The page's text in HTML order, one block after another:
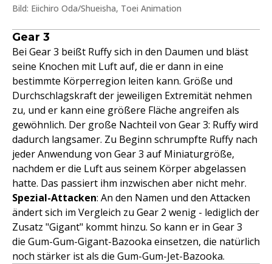
Bild: Eiichiro Oda/Shueisha, Toei Animation
Gear 3
Bei Gear 3 beißt Ruffy sich in den Daumen und bläst
seine Knochen mit Luft auf, die er dann in eine
bestimmte Körperregion leiten kann. Größe und
Durchschlagskraft der jeweiligen Extremität nehmen
zu, und er kann eine größere Fläche angreifen als
gewöhnlich. Der große Nachteil von Gear 3: Ruffy wird
dadurch langsamer. Zu Beginn schrumpfte Ruffy nach
jeder Anwendung von Gear 3 auf Miniaturgröße,
nachdem er die Luft aus seinem Körper abgelassen
hatte. Das passiert ihm inzwischen aber nicht mehr.
Spezial-Attacken: An den Namen und den Attacken
ändert sich im Vergleich zu Gear 2 wenig - lediglich der
Zusatz "Gigant" kommt hinzu. So kann er in Gear 3
die Gum-Gum-Gigant-Bazooka einsetzen, die natürlich
noch stärker ist als die Gum-Gum-Jet-Bazooka.